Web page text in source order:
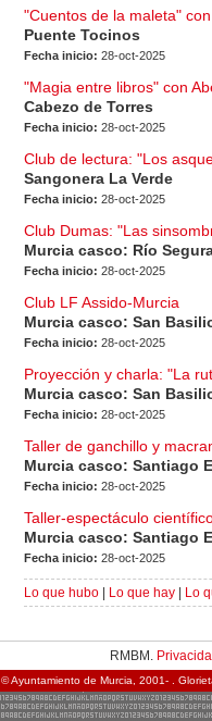
"Cuentos de la maleta"
Puente Tocinos
Fecha inicio: 28-oct-2025
"Magia entre libros" con
Cabezo de Torres
Fecha inicio: 28-oct-2025
Club de lectura: "Los
Sangonera La Verde
Fecha inicio: 28-oct-2025
Club Dumas: "Las
Murcia casco: Río
Fecha inicio: 28-oct-2025
Club LF Assido-Murcia
Murcia casco: San
Fecha inicio: 28-oct-2025
Proyección y charla: "La
Murcia casco: San
Fecha inicio: 28-oct-2025
Taller de ganchillo y
Murcia casco: Santiago
Fecha inicio: 28-oct-2025
Taller-espectáculo
Murcia casco: Santiago
Fecha inicio: 28-oct-2025
Lo que hubo Lo que hay Lo
RMBM.
© Ayuntamiento de Murcia, 2001- .